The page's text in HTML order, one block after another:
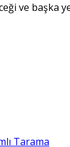
ve başka